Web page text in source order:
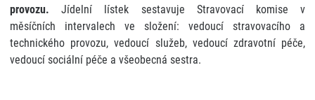
provozu. Jídelní lístek sestavuje Stravovací komise v
měsíčních intervalech ve složení: vedoucí stravovacího a
technického provozu, vedoucí služeb, vedoucí zdravotní péče,
vedoucí sociální péče a všeobecná sestra.